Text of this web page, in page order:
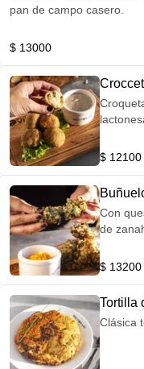
pan de campo casero.
$ 13000
$ 12100
Con
de
$ 13200
Tortilla
Clásica